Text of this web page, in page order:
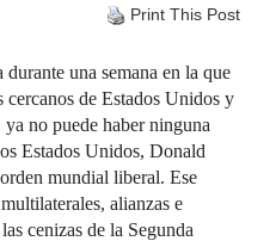
Print This Post
una semana en la que
cercanos de Estados Unidos y
no puede haber ninguna
Estados Unidos, Donald
mundial liberal. Ese
alianzas e
cenizas de la Segunda